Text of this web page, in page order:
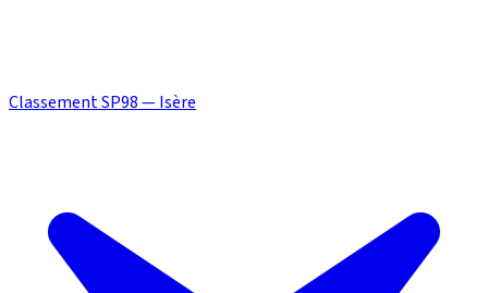
Classement SP98 — Isère